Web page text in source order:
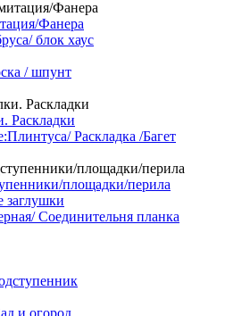
Фанера
блок хаус
/ шпунт
Раскладки
Раскладка /Багет
площадки/перила
заглушки
Соединительня планка
и огород